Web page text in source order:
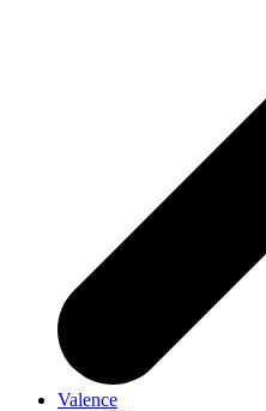
Valence